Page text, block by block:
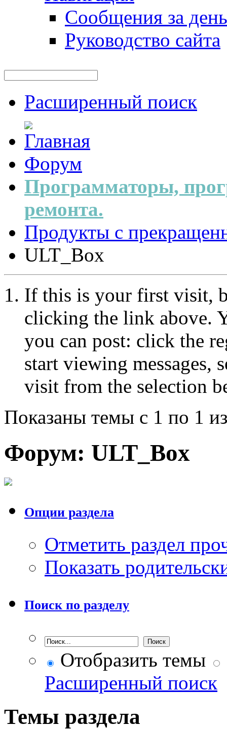
Сообщения за день
Руководство сайта
Расширенный поиск
Форум
Программаторы,
ремонта.
Продукты с
ULT_Box
If this is your first visit,
clicking the link above.
you can post: click the
start viewing messages,
visit from the selection
Показаны темы с 1 по 1
Форум: ULT_Box
Опции раздела
Отметить раздел
Показать
Поиск по разделу
Отобразить темы
Расширенный поиск
Темы раздела